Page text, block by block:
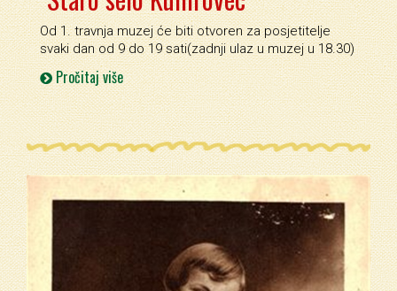
Od 1. travnja muzej će biti otvoren za posjetitelje
svaki dan od 9 do 19 sati(zadnji ulaz u muzej u 18.30)
Pročitaj više